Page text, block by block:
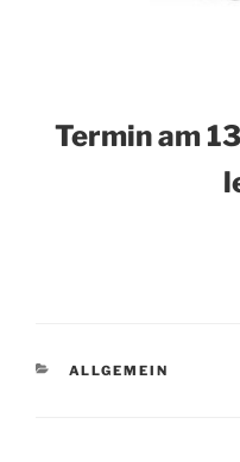
Termin am
KATEGORIEN
ALLGEMEIN